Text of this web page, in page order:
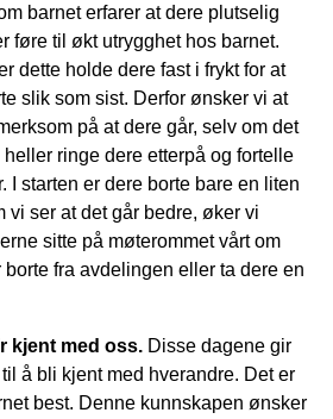
barnet erfarer at dere plutselig
føre til økt utrygghet hos barnet.
dette holde dere fast i frykt for at
slik som sist. Derfor ønsker vi at
på at dere går, selv om det
ringe dere etterpå og fortelle
I starten er dere borte bare en liten
vi ser at det går bedre, øker vi
sitte på møterommet vårt om
fra avdelingen eller ta dere en
kjent med oss. Disse dagene gir
å bli kjent med hverandre. Det er
best. Denne kunnskapen ønsker